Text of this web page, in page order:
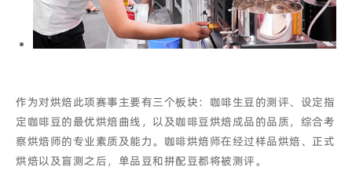
作为对烘焙此项赛事主要有三个板块：咖啡生豆的测评、设定指
定咖啡豆的最优烘焙曲线，以及咖啡豆烘焙成品的品质，综合考
察烘焙师的专业素质及能力。咖啡烘焙师在经过样品烘焙、正式
烘焙以及盲测之后，单品豆和拼配豆都将被测评。